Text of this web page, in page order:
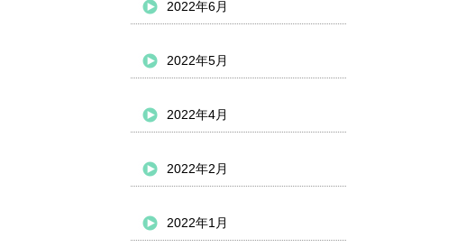
2022年6月
2022年5月
2022年4月
2022年2月
2022年1月